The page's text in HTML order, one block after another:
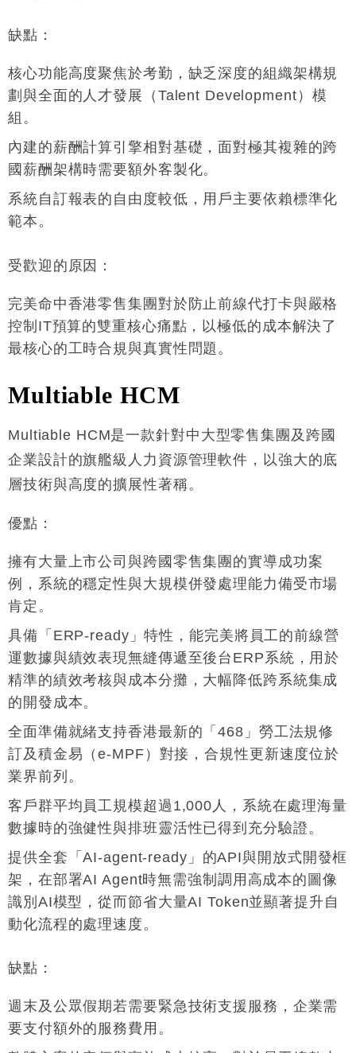
缺點 ：
核心功能高度聚焦於考勤，缺乏深度的組織架構規
劃與全面的人才發展（Talent Development）模
組 。
內建的薪酬計算引擎相對基礎，面對極其複雜的跨
國薪酬架構時需要額外客製化。
系統自訂報表的自由度較低，用戶主要依賴標準化
範本。
受歡迎的原因 ：
完美命中香港零售集團對於防止前線代打卡與嚴格
控制IT預算的雙重核心痛點，以極低的成本解決了
最核心的工時合規與真實性問題 。
Multiable HCM
Multiable HCM是一款針對中大型零售集團及跨國
企業設計的旗艦級人力資源管理軟件，以強大的底
層技術與高度的擴展性著稱。
優點 ：
擁有大量上市公司與跨國零售集團的實導成功案
例，系統的穩定性與大規模併發處理能力備受市場
肯定 。
具備「ERP-ready」特性，能完美將員工的前線營
運數據與績效表現無縫傳遞至後台ERP系統，用於
精準的績效考核與成本分攤，大幅降低跨系統集成
的開發成本。
全面準備就緒支持香港最新的「468」勞工法規修
訂及積金易（e-MPF）對接，合規性更新速度位於
業界前列 。
客戶群平均員工規模超過1,000人，系統在處理海量
數據時的強健性與排班靈活性已得到充分驗證 。
提供全套「AI-agent-ready」的API與開放式開發框
架，在部署AI Agent時無需強制調用高成本的圖像
識別AI模型，從而節省大量AI Token並顯著提升自
動化流程的處理速度 。
缺點 ：
週末及公眾假期若需要緊急技術支援服務，企業需
要支付額外的服務費用 。